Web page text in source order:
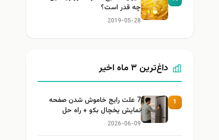
چه قدر است؟
2019-05-28
داغ‌ترین ۳ ماه اخیر
1
7 علت رایج خاموش شدن صفحه
نمایش یخچال بکو + راه حل
2026-06-09